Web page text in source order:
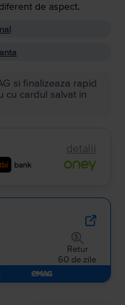
de aspect.
si finalizeaza rapid
cu cardul salvat in
detalii
Retur
60 de zile